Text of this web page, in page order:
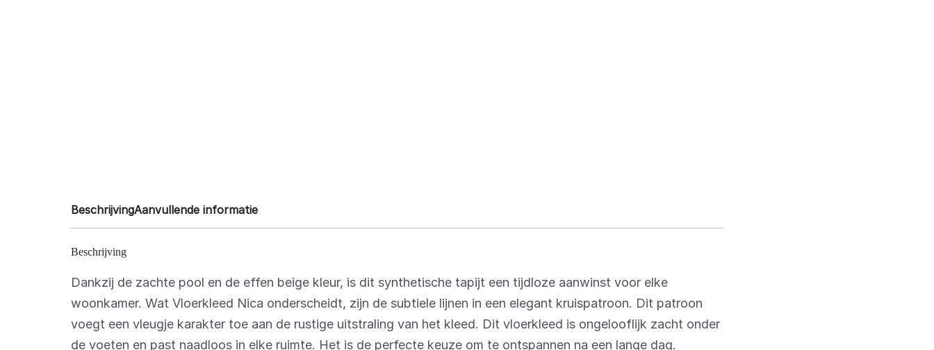
BeschrijvingAanvullende informatie
Beschrijving
Dankzij de zachte pool en de effen beige kleur, is dit synthetische tapijt een tijdloze aanwinst voor elke
woonkamer. Wat Vloerkleed Nica onderscheidt, zijn de subtiele lijnen in een elegant kruispatroon. Dit patroon
voegt een vleugje karakter toe aan de rustige uitstraling van het kleed. Dit vloerkleed is ongelooflijk zacht onder
de voeten en past naadloos in elke ruimte. Het is de perfecte keuze om te ontspannen na een lange dag.